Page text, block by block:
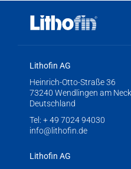
Lithofin AG
Heinrich-Otto-Straße 36
73240 Wendlingen am
Deutschland
Tel: + 49 7024 94030
info@lithofin.de
Lithofin AG